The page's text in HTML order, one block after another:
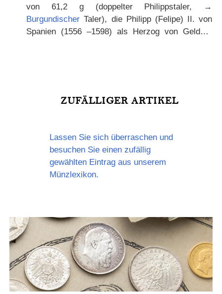
von 61,2 g (doppelter Philippstaler, →
Burgundischer Taler), die Philipp (Felipe) II. von
Spanien (1556 –1598) als Herzog von Geldern
ZUFÄLLIGER ARTIKEL
Lassen Sie sich überraschen und
besuchen Sie einen zufällig
gewählten Eintrag aus unserem
Münzlexikon.